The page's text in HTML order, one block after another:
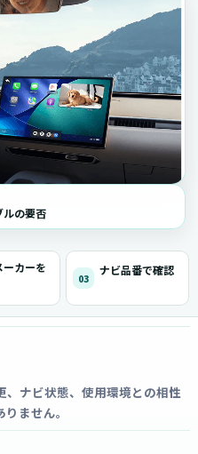
ルの要否
ーカーを
03
ナビ品番で確認
、ナビ状態、使用環境との相性
ません。